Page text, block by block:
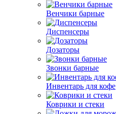
Венчики барные
Диспенсеры
Дозаторы
Звонки барные
Инвентарь для кофе
Коврики и стеки